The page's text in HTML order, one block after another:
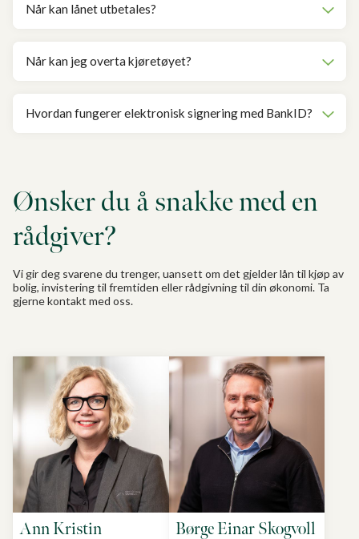
Når kan lånet utbetales?
Når kan jeg overta kjøretøyet?
Hvordan fungerer elektronisk signering med BankID?
Ønsker du å snakke med en
rådgiver?
Vi gir deg svarene du trenger, uansett om det gjelder lån til kjøp av
bolig, invistering til fremtiden eller rådgivning til din økonomi. Ta
gjerne kontakt med oss.
Ann Kristin
Børge Einar Skogvoll